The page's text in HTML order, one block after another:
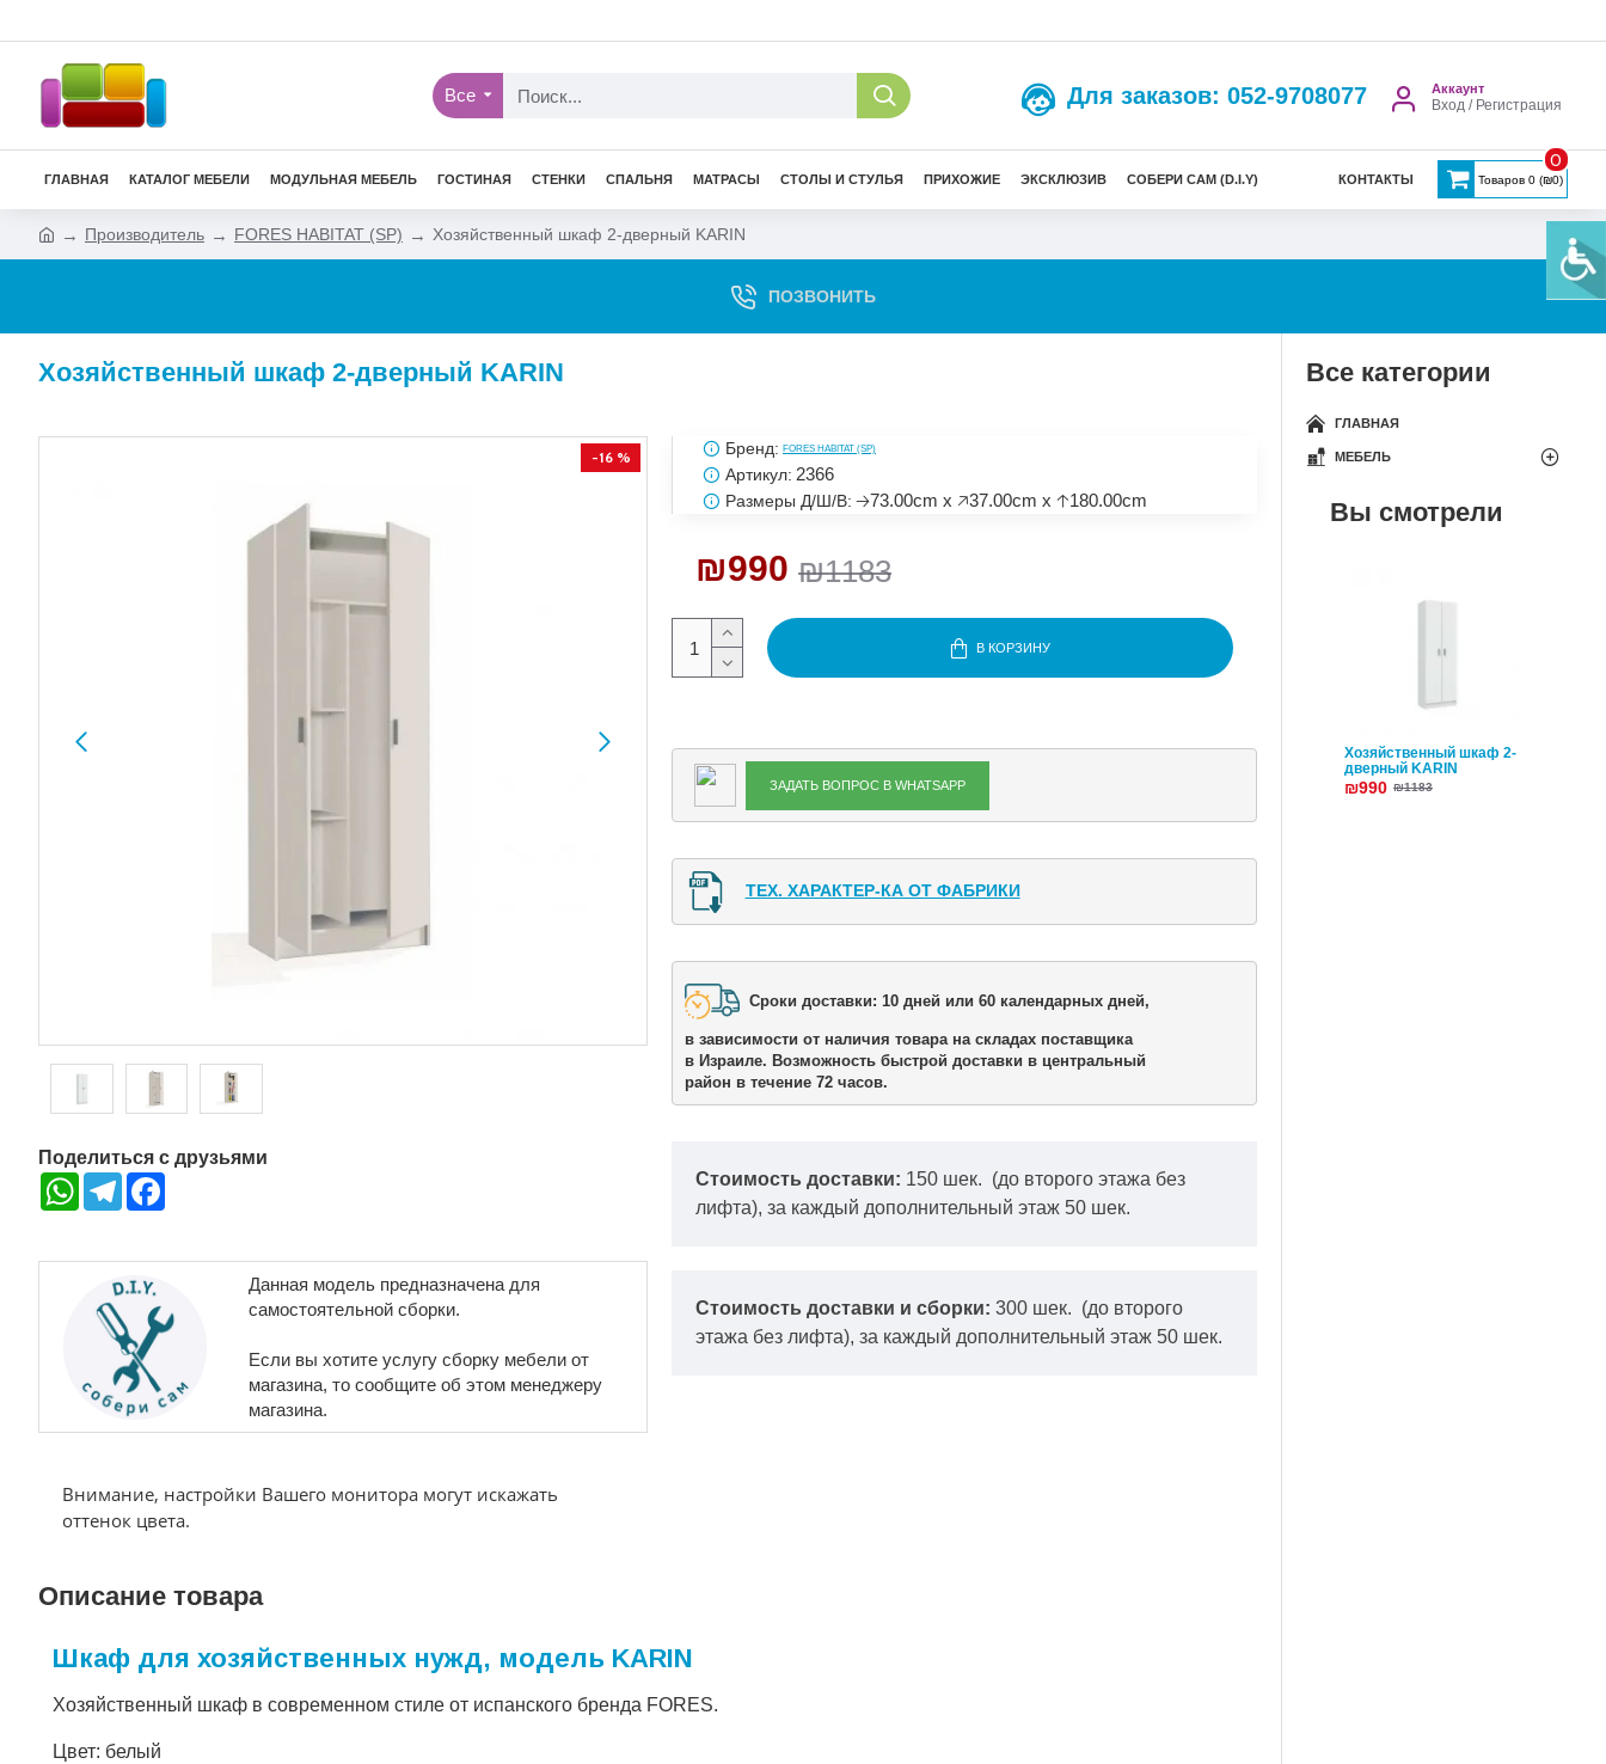
Все Для заказов: 052-9708077 Аккаунт
Вход / Регистрация
ГЛАВНАЯ КАТАЛОГ МЕБЕЛИ МОДУЛЬНАЯ МЕБЕЛЬ ГОСТИНАЯ СТЕНКИ СПАЛЬНЯ МАТРАСЫ СТОЛЫ И СТУЛЬЯ ПРИХОЖИЕ ЭКСКЛЮЗИВ СОБЕРИ САМ (D.I.Y) КОНТАКТЫ Товаров 0 (₪0)
0
Производитель FORES HABITAT (SP) Хозяйственный шкаф 2-дверный KARIN
ПОЗВОНИТЬ
Хозяйственный шкаф 2-дверный KARIN
-16 %
Поделиться с друзьями
WhatsAppTelegram
Данная модель предназначена для
самостоятельной сборки.
Если вы хотите услугу сборку мебели от
магазина, то сообщите об этом менеджеру
магазина.
Внимание, настройки Вашего монитора могут искажать
оттенок цвета.
₪1183
₪990
Бренд: FORES HABITAT (SP)
Артикул: 2366
Размеры Д/Ш/В: 🡢73.00cm x 🡥37.00cm x 🡡180.00cm
В КОРЗИНУ
ЗАДАТЬ ВОПРОС В WHATSAPP
ТЕХ. ХАРАКТЕР-КА ОТ ФАБРИКИ
Сроки доставки: 10 дней или 60 календарных дней,
в зависимости от наличия товара на складах поставщика
в Израиле. Возможность быстрой доставки в центральный
район в течение 72 часов.
Стоимость доставки: 150 шек. (до второго этажа без
лифта), за каждый дополнительный этаж 50 шек.
Стоимость доставки и сборки: 300 шек. (до второго
этажа без лифта), за каждый дополнительный этаж 50 шек.
Описание товара
Шкаф для хозяйственных нужд, модель KARIN
Хозяйственный шкаф в современном стиле от испанского бренда FORES.
Цвет: белый
Все категории
ГЛАВНАЯ
МЕБЕЛЬ
Вы смотрели
Хозяйственный шкаф 2-
дверный KARIN
₪990 ₪1183